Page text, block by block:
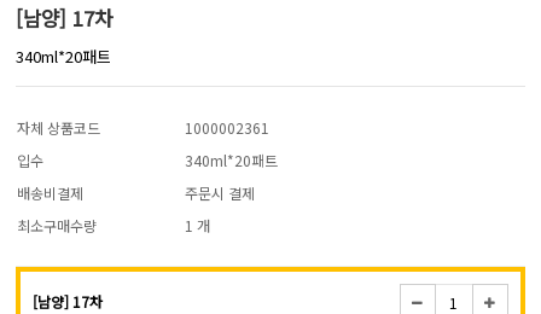
[남양] 17차
340ml*20패트
자체 상품코드
1000002361
입수
340ml*20패트
배송비결제
주문시 결제
최소구매수량
1 개
[남양] 17차